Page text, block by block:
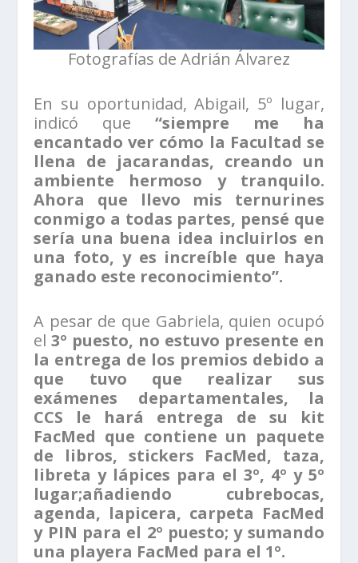
Fotografías de Adrián Álvarez
En su oportunidad, Abigail, 5º lugar,
indicó que “siempre me ha
encantado ver cómo la Facultad se
llena de jacarandas, creando un
ambiente hermoso y tranquilo.
Ahora que llevo mis ternurines
conmigo a todas partes, pensé que
sería una buena idea incluirlos en
una foto, y es increíble que haya
ganado este reconocimiento”.
A pesar de que Gabriela, quien ocupó
el 3º puesto, no estuvo presente en
la entrega de los premios debido a
que tuvo que realizar sus
exámenes departamentales, la
CCS le hará entrega de su kit
FacMed que contiene un paquete
de libros, stickers FacMed, taza,
libreta y lápices para el 3º, 4º y 5º
lugar;añadiendo cubrebocas,
agenda, lapicera, carpeta FacMed
y PIN para el 2º puesto; y sumando
una playera FacMed para el 1º.